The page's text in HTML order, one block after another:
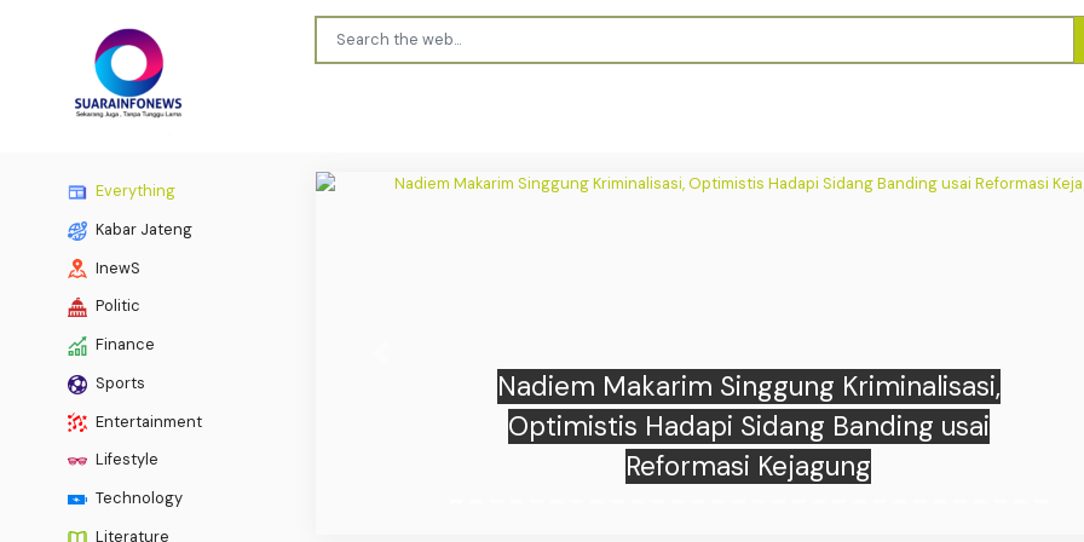
Everything
Kabar Jateng
InewS
Politic
Finance
Sports
Entertainment
Lifestyle
Technology
Literature
Ekonomi RI Tumbuh 5,29 Persen di Kuartal II
2026, Konsumsi Rumah Tangga Jadi Pendorong